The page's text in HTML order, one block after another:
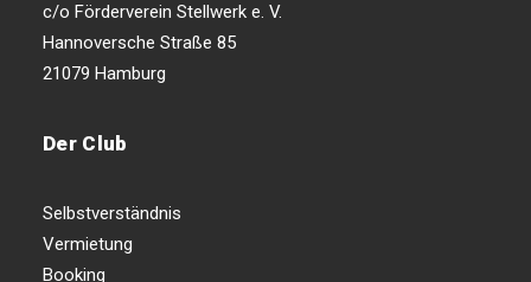
c/o Förderverein Stellwerk e. V.
Hannoversche Straße 85
21079 Hamburg
Der Club
Selbstverständnis
Vermietung
Booking